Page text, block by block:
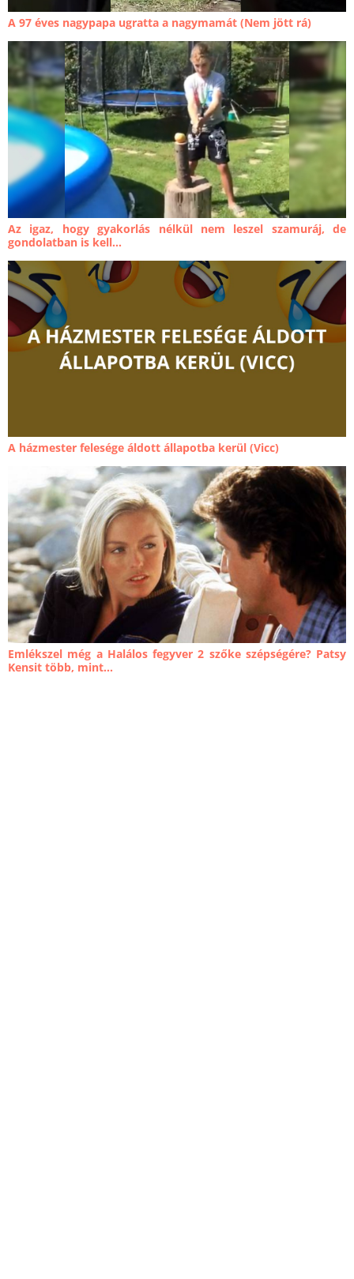
A 97 éves nagypapa ugratta a nagymamát (Nem jött rá)
Az igaz, hogy gyakorlás nélkül nem leszel szamuráj, de
gondolatban is kell...
A házmester felesége áldott állapotba kerül (Vicc)
Emlékszel még a Halálos fegyver 2 szőke szépségére? Patsy
Kensit több, mint...